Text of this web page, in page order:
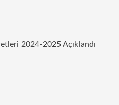
2024-2025 Açıklandı